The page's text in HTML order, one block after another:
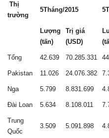
Thị
trường
5Tháng/2015
Lượng
(tấn)
Trị giá
(USD)
Tổng 42.639 70.285.331
Pakistan 11.026 24.076.382
Nga 5.799 8.831.699
Đài Loan 5.634 8.108.011
Trung
Quốc
3.509 5.091.898